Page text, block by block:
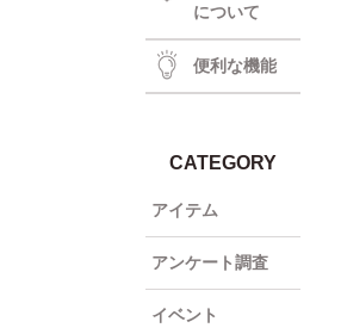
について
便利な機能
CATEGORY
アイテム
アンケート調査
イベント